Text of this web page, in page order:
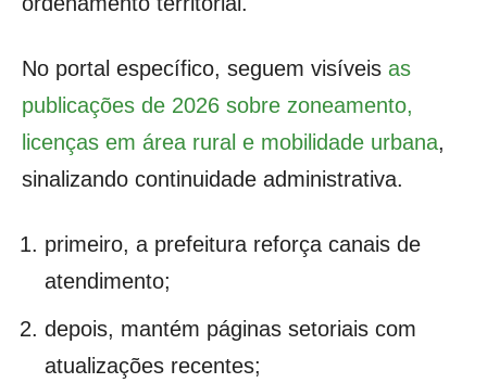
No portal específico, seguem visíveis as
publicações de 2026 sobre zoneamento,
licenças em área rural e mobilidade urbana,
sinalizando continuidade administrativa.
primeiro, a prefeitura reforça canais de
atendimento;
depois, mantém páginas setoriais com
atualizações recentes;